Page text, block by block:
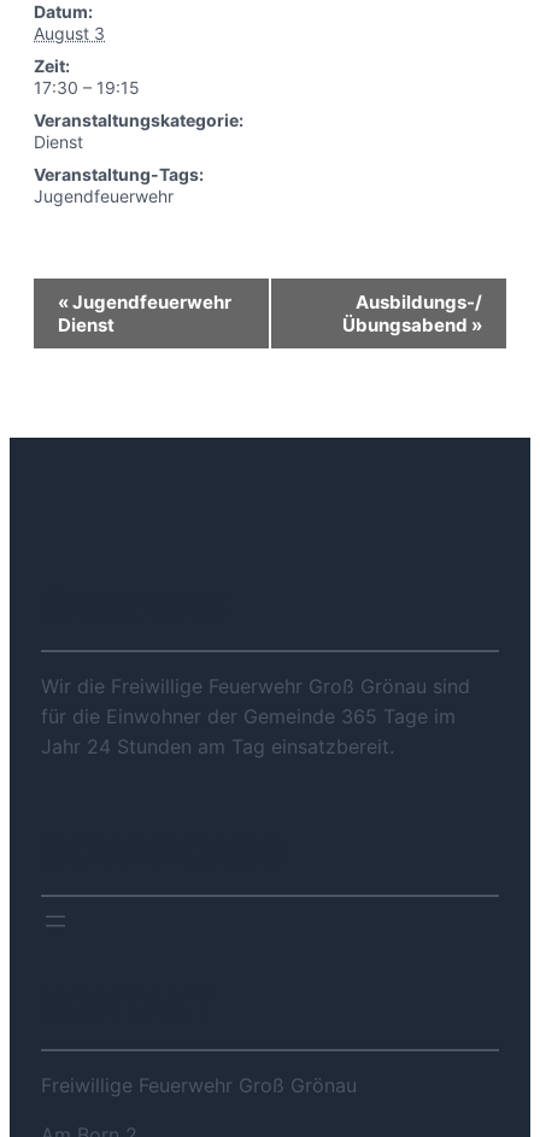
Datum:
August 3
Zeit:
17:30 – 19:15
Veranstaltungskategorie:
Dienst
Veranstaltung-Tags:
Jugendfeuerwehr
Veranstaltung-
Navigation
«Jugendfeuerwehr
Dienst
Ausbildungs-/
Übungsabend »
Wir die Freiwillige Feuerwehr Groß Grönau sind
für die Einwohner der Gemeinde 365 Tage im
Jahr 24 Stunden am Tag einsatzbereit.
Freiwillige Feuerwehr Groß Grönau